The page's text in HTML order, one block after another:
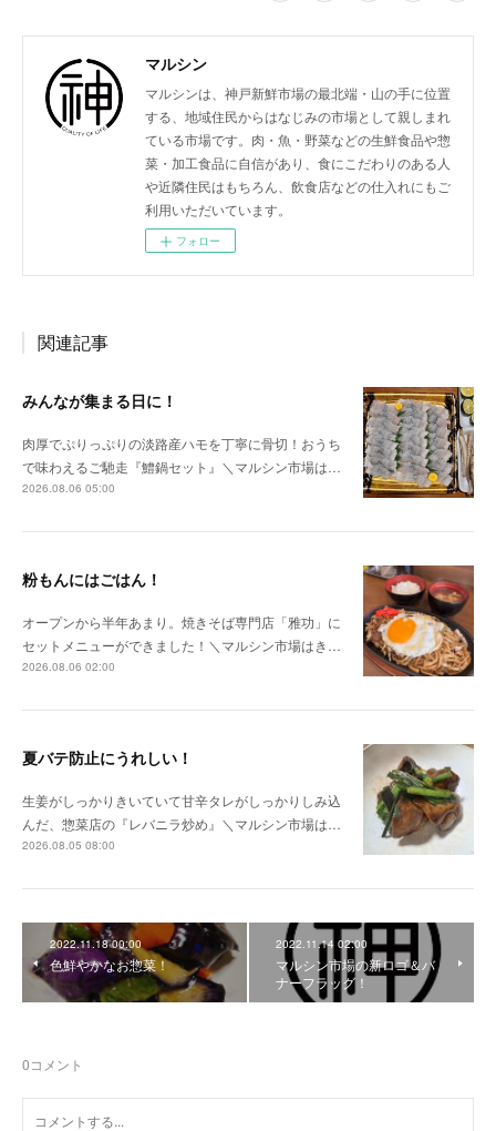
マルシン
マルシンは、神戸新鮮市場の最北端・山の手に位置
する、地域住民からはなじみの市場として親しまれ
ている市場です。肉・魚・野菜などの生鮮食品や惣
菜・加工食品に自信があり、食にこだわりのある人
や近隣住民はもちろん、飲食店などの仕入れにもご
利用いただいています。
フォロー
関連記事
みんなが集まる日に！
肉厚でぷりっぷりの淡路産ハモを丁寧に骨切！おうち
で味わえるご馳走『鱧鍋セット』＼マルシン市場は…
2026.08.06 05:00
粉もんにはごはん！
オープンから半年あまり。焼きそば専門店「雅功」に
セットメニューができました！＼マルシン市場はき…
2026.08.06 02:00
夏バテ防止にうれしい！
生姜がしっかりきいていて甘辛タレがしっかりしみ込
んだ、惣菜店の『レバニラ炒め』＼マルシン市場は…
2026.08.05 08:00
2022.11.18 00:00
色鮮やかなお惣菜！
2022.11.14 02:00
マルシン市場の新ロゴ＆バ
ナーフラッグ！
0コメント